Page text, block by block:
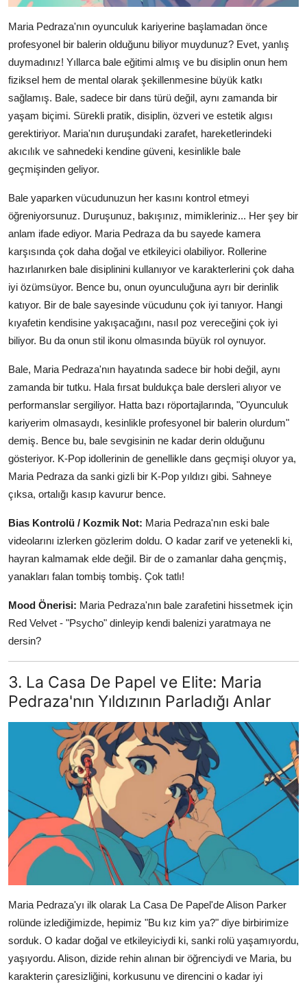
Maria Pedraza'nın oyunculuk kariyerine başlamadan önce
profesyonel bir balerin olduğunu biliyor muydunuz? Evet, yanlış
duymadınız! Yıllarca bale eğitimi almış ve bu disiplin onun hem
fiziksel hem de mental olarak şekillenmesine büyük katkı
sağlamış. Bale, sadece bir dans türü değil, aynı zamanda bir
yaşam biçimi. Sürekli pratik, disiplin, özveri ve estetik algısı
gerektiriyor. Maria'nın duruşundaki zarafet, hareketlerindeki
akıcılık ve sahnedeki kendine güveni, kesinlikle bale
geçmişinden geliyor.
Bale yaparken vücudunuzun her kasını kontrol etmeyi
öğreniyorsunuz. Duruşunuz, bakışınız, mimikleriniz... Her şey bir
anlam ifade ediyor. Maria Pedraza da bu sayede kamera
karşısında çok daha doğal ve etkileyici olabiliyor. Rollerine
hazırlanırken bale disiplinini kullanıyor ve karakterlerini çok daha
iyi özümsüyor. Bence bu, onun oyunculuğuna ayrı bir derinlik
katıyor. Bir de bale sayesinde vücudunu çok iyi tanıyor. Hangi
kıyafetin kendisine yakışacağını, nasıl poz vereceğini çok iyi
biliyor. Bu da onun stil ikonu olmasında büyük rol oynuyor.
Bale, Maria Pedraza'nın hayatında sadece bir hobi değil, aynı
zamanda bir tutku. Hala fırsat buldukça bale dersleri alıyor ve
performanslar sergiliyor. Hatta bazı röportajlarında, "Oyunculuk
kariyerim olmasaydı, kesinlikle profesyonel bir balerin olurdum"
demiş. Bence bu, bale sevgisinin ne kadar derin olduğunu
gösteriyor. K-Pop idollerinin de genellikle dans geçmişi oluyor ya,
Maria Pedraza da sanki gizli bir K-Pop yıldızı gibi. Sahneye
çıksa, ortalığı kasıp kavurur bence.
Bias Kontrolü / Kozmik Not: Maria Pedraza'nın eski bale
videolarını izlerken gözlerim doldu. O kadar zarif ve yetenekli ki,
hayran kalmamak elde değil. Bir de o zamanlar daha gençmiş,
yanakları falan tombiş tombiş. Çok tatlı!
Mood Önerisi: Maria Pedraza'nın bale zarafetini hissetmek için
Red Velvet - "Psycho" dinleyip kendi balenizi yaratmaya ne
dersin?
3. La Casa De Papel ve Elite: Maria
Pedraza'nın Yıldızının Parladığı Anlar
Maria Pedraza'yı ilk olarak La Casa De Papel'de Alison Parker
rolünde izlediğimizde, hepimiz "Bu kız kim ya?" diye birbirimize
sorduk. O kadar doğal ve etkileyiciydi ki, sanki rolü yaşamıyordu,
yaşıyordu. Alison, dizide rehin alınan bir öğrenciydi ve Maria, bu
karakterin çaresizliğini, korkusunu ve direncini o kadar iyi